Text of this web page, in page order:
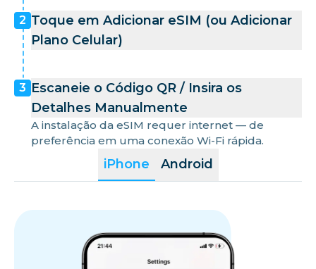
iPhone Android
2 Toque em Adicionar eSIM (ou Adicionar
Plano Celular)
3 Escaneie o Código QR / Insira os
Detalhes Manualmente
A instalação da eSIM requer internet — de
preferência em uma conexão Wi-Fi rápida.